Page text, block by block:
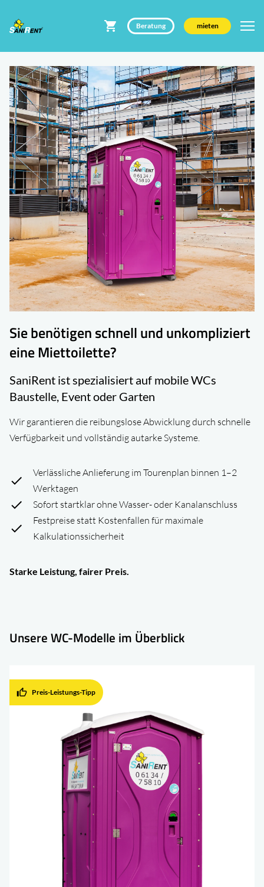
Beratung mieten
Sie benötigen schnell und unkompliziert
eine Miettoilette?
SaniRent ist spezialisiert auf mobile WCs
Baustelle, Event oder Garten
Wir garantieren die reibungslose Abwicklung durch schnelle
Verfügbarkeit und vollständig autarke Systeme.
Verlässliche Anlieferung im Tourenplan binnen 1–2
Werktagen
Sofort startklar ohne Wasser- oder Kanalanschluss
Festpreise statt Kostenfallen für maximale
Kalkulationssicherheit
Starke Leistung, fairer Preis.
Unsere WC-Modelle im Überblick
thumb_up Preis-Leistungs-Tipp